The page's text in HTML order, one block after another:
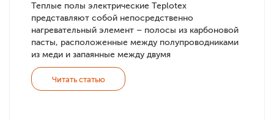
Теплые полы электрические Teplotex
представляют собой непосредственно
нагревательный элемент – полосы из карбоновой
пасты, расположенные между полупроводниками
из меди и запаянные между двумя
Читать статью